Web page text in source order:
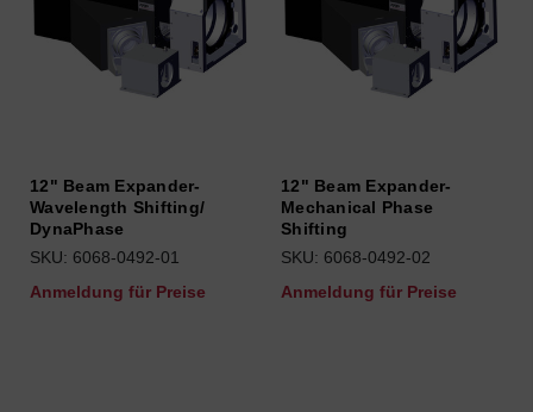
12" Beam Expander-
Wavelength Shifting/
DynaPhase
SKU: 6068-0492-01
Anmeldung für Preise
12" Beam Expander-
Mechanical Phase
Shifting
SKU: 6068-0492-02
Anmeldung für Preise